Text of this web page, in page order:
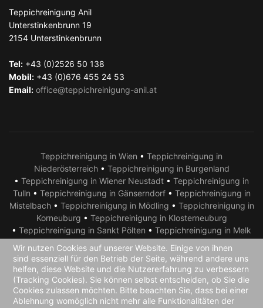
Teppichreinigung Anil
Unterstinkenbrunn 19
2154 Unterstinkenbrunn
Tel: +43 (0)2526 50 138
Mobil: +43 (0)676 455 24 53
Email: office@teppichreinigung-anil.at
Teppichreinigung in Wien • Teppichreinigung in
Niederösterreich• Teppichreinigung in Burgenland
• Teppichreinigung in Wiener Neustadt • Teppichreinigung in
Tulln • Teppichreinigung in Gänserndorf• Teppichreinigung in
Mistelbach• Teppichreinigung in Mödling • Teppichreinigung in
Korneuburg • Teppichreinigung in Klosterneuburg
• Teppichreinigung in Sankt Pölten • Teppichreinigung in Melk
Teppichreinigung in Krems
Teppichreinigung in Amstetten
•Teppichreinigung in Neusiedl am See • Teppichreinigung in
Eisenstadt•Teppichreinigung in Bruck an der Leitha
•Teppichreinigung in Parndorf•Teppichreinigung in Laa an
der Thaya •Teppichreinigung in Hollabrunn •Teppichreinigung
in Österreich
Wir nutzen Cookies auf unserer Website. Einige von ihnen
sind essenziell für den Betrieb der Seite, während andere uns
helfen, diese Website und die Nutzererfahrung zu verbessern
(Tracking Cookies). Sie können selbst entscheiden, ob Sie die
Cookies zulassen möchten. Bitte beachten Sie, dass bei einer
Ablehnung womöglich nicht mehr alle Funktionalitäten der